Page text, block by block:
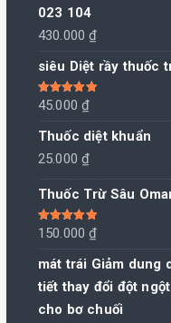
023 104
430.000₫
siêu Diệt rầy thuốc
Được xếp
5.005
45.000₫
Thuốc diệt khuẩn
25.000₫
Thuốc Trừ Sâu
Được xếp
5
150.000₫
mát trái Giảm dung
tiết thay đổi đột
cho bơ chuối